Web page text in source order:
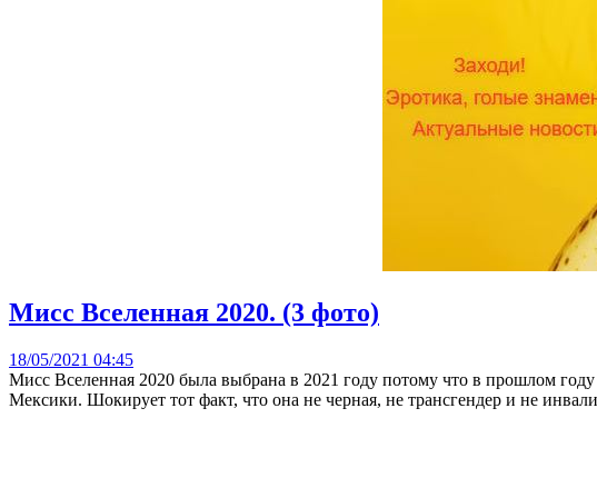
Мисс Вселенная 2020. (3 фото)
18/05/2021 04:45
Мисс Вселенная 2020 была выбрана в 2021 году потому что в прошлом
Мексики. Шокирует тот факт, что она не черная, не трансгендер и не